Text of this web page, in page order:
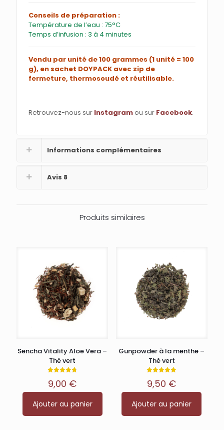
Conseils de préparation :
Température de l’eau : 75°C
Temps d’infusion : 3 à 4 minutes
Vendu par unité de 100 grammes (1 unité = 100
g), en sachet DOYPACK avec zip de
fermeture, thermosoudé et réutilisable.
Retrouvez-nous sur Instagramou sur Facebook.
Informations complémentaires
Avis 8
Produits similaires
Sencha Vitality Aloe Vera –
Thé vert
4.75
sur 5
9,00 €
Ajouter au panier
Gunpowder à la menthe –
Thé vert
5.00
sur 5
9,50 €
Ajouter au panier